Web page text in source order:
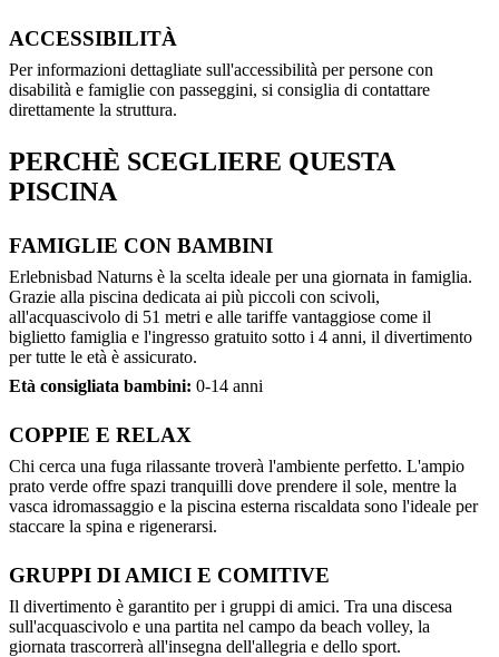
ACCESSIBILITÀ
Per informazioni dettagliate sull'accessibilità per persone con
disabilità e famiglie con passeggini, si consiglia di contattare
direttamente la struttura.
PERCHÈ SCEGLIERE QUESTA
PISCINA
FAMIGLIE CON BAMBINI
Erlebnisbad Naturns è la scelta ideale per una giornata in famiglia.
Grazie alla piscina dedicata ai più piccoli con scivoli,
all'acquascivolo di 51 metri e alle tariffe vantaggiose come il
biglietto famiglia e l'ingresso gratuito sotto i 4 anni, il divertimento
per tutte le età è assicurato.
Età consigliata bambini: 0-14 anni
COPPIE E RELAX
Chi cerca una fuga rilassante troverà l'ambiente perfetto. L'ampio
prato verde offre spazi tranquilli dove prendere il sole, mentre la
vasca idromassaggio e la piscina esterna riscaldata sono l'ideale per
staccare la spina e rigenerarsi.
GRUPPI DI AMICI E COMITIVE
Il divertimento è garantito per i gruppi di amici. Tra una discesa
sull'acquascivolo e una partita nel campo da beach volley, la
giornata trascorrerà all'insegna dell'allegria e dello sport.